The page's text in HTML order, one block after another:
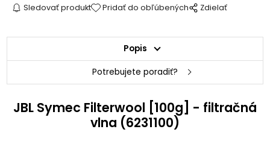
Sledovať produkt Pridať do obľúbených Zdielať
Popis
Potrebujete poradiť?
JBL Symec Filterwool [100g] - filtračná
vlna (6231100)